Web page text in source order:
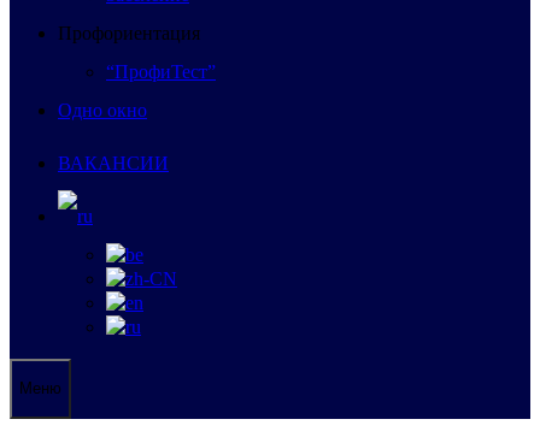
Профориентация
“ПрофиТест”
Одно окно
ВАКАНСИИ
Меню